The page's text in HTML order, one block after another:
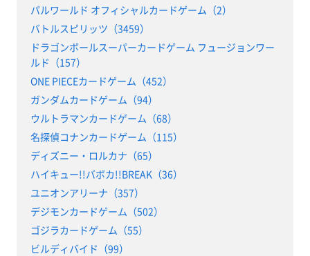
パルワールド オフィシャルカードゲーム（2）
バトルスピリッツ（3459）
ドラゴンボールスーパーカードゲーム フュージョンワー
ルド（157）
ONE PIECEカードゲーム（452）
ガンダムカードゲーム（94）
ウルトラマンカードゲーム（68）
名探偵コナンカードゲーム（115）
ディズニー・ロルカナ（65）
ハイキュー!!バボカ!!BREAK（36）
ユニオンアリーナ（357）
デジモンカードゲーム（502）
ゴジラカードゲーム（55）
ビルディバイド（99）